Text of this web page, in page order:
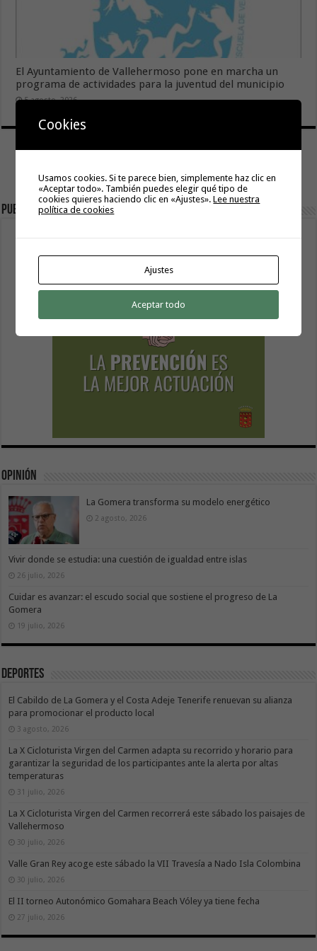
El Ayuntamiento de Vallehermoso pone en marcha un
programa de actividades para la juventud del municipio
5 agosto, 2026
Publicidad
Opinión
La Gomera transforma su modelo energético
2 agosto, 2026
Vivir donde se estudia: una cuestión de igualdad entre islas
26 julio, 2026
Cuidar es avanzar: el escudo social que sostiene el progreso de La
Gomera
19 julio, 2026
Deportes
El Cabildo de La Gomera y el Costa Adeje Tenerife renuevan su alianza
para promocionar el producto local
3 agosto, 2026
La X Cicloturista Virgen del Carmen adapta su recorrido y horario para
garantizar la seguridad de los participantes ante la alerta por altas
temperaturas
31 julio, 2026
La X Cicloturista Virgen del Carmen recorrerá este sábado los paisajes de
Vallehermoso
30 julio, 2026
Valle Gran Rey acoge este sábado la VII Travesía a Nado Isla Colombina
30 julio, 2026
El II torneo Autonómico Gomahara Beach Vóley ya tiene fecha
27 julio, 2026
Cookies
Usamos cookies. Si te parece bien, simplemente haz clic en
«Aceptar todo». También puedes elegir qué tipo de
cookies quieres haciendo clic en «Ajustes».Lee nuestra
política de cookies
Ajustes
Aceptar todo